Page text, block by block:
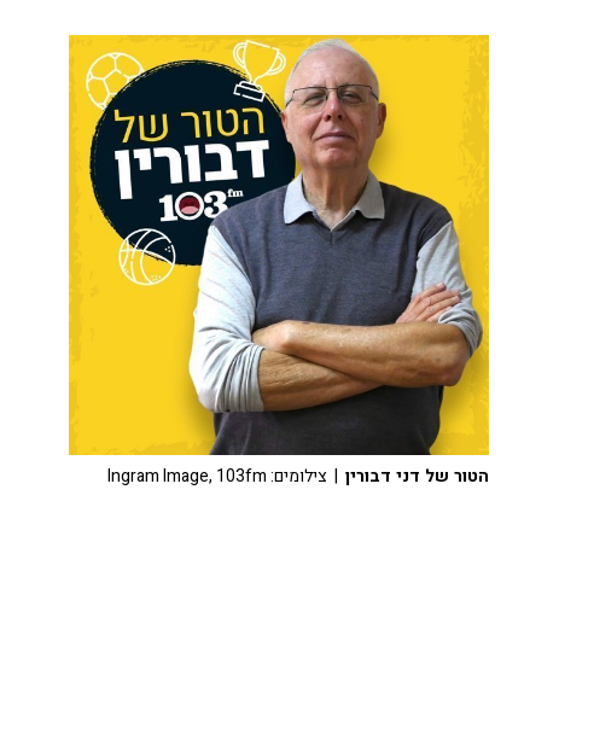
הטור של דני דבורין | צילומים: Ingram Image, 103fm